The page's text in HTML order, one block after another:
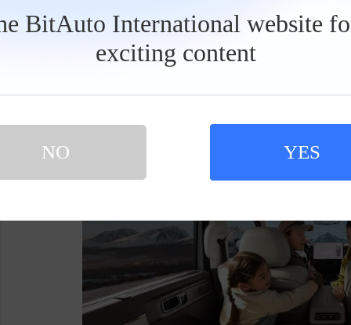
BitAuto International website
exciting content
NO YES
纯电续航与超1000km综合续航，兼顾越野性能
驾驶系统，覆盖全场景智驾功能，搭配前排座